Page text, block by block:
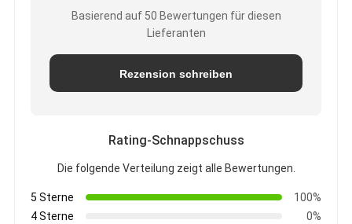
Basierend auf 50 Bewertungen für diesen
Lieferanten
Rezension schreiben
Rating-Schnappschuss
Die folgende Verteilung zeigt alle Bewertungen.
5 Sterne
100%
4 Sterne
0%